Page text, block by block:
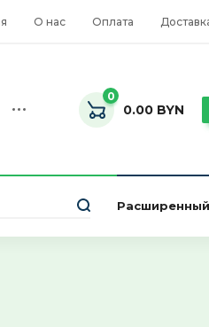
О нас Оплата
0
0.00 BYN